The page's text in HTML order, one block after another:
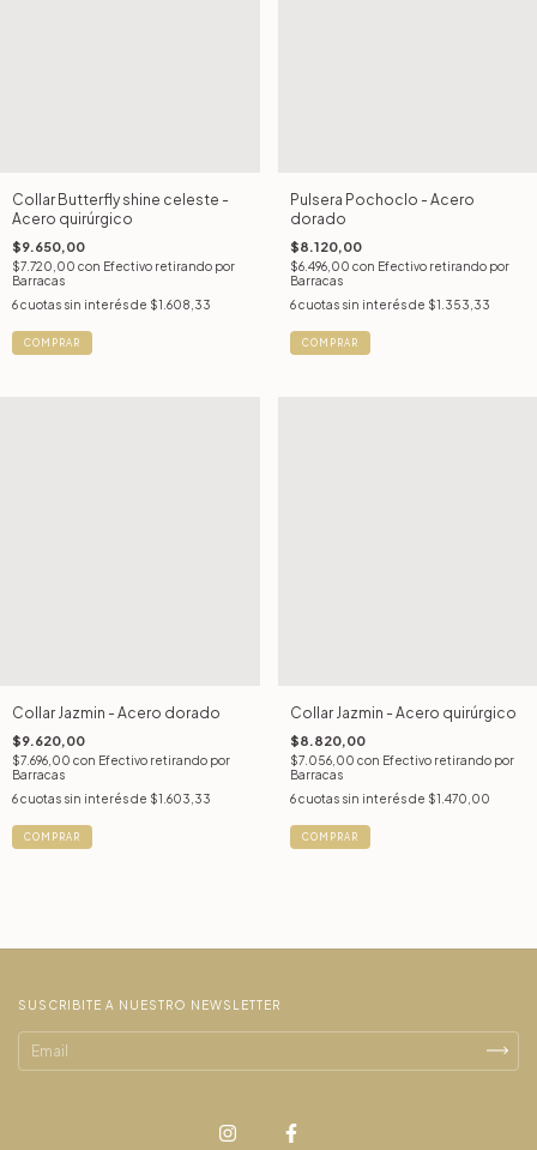
Collar Butterfly shine celeste -
Acero quirúrgico
$9.650,00
$7.720,00 con Efectivo retirando por
Barracas
6cuotas sin interés de $1.608,33
COMPRAR
Pulsera Pochoclo - Acero
dorado
$8.120,00
$6.496,00 con Efectivo retirando por
Barracas
6 cuotas sin interés de $1.353,33
COMPRAR
Collar Jazmin - Acero dorado
$9.620,00
$7.696,00 con Efectivo retirando por
Barracas
6cuotas sin interés de $1.603,33
COMPRAR
Collar Jazmin - Acero quirúrgico
$8.820,00
$7.056,00 con Efectivo retirando por
Barracas
6 cuotas sin interés de $1.470,00
COMPRAR
SUSCRIBITE A NUESTRO NEWSLETTER